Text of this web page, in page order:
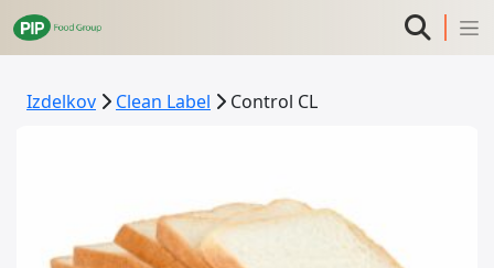
Izdelkov Clean Label Control CL